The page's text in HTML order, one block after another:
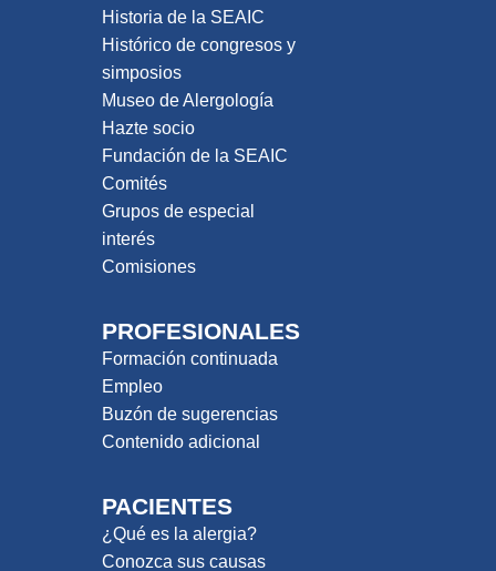
Historia de la SEAIC
Histórico de congresos y
simposios
Museo de Alergología
Hazte socio
Fundación de la SEAIC
Comités
Grupos de especial
interés
Comisiones
PROFESIONALES
Formación continuada
Empleo
Buzón de sugerencias
Contenido adicional
PACIENTES
¿Qué es la alergia?
Conozca sus causas